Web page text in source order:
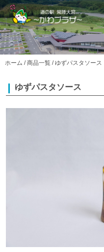
Skip
to
content
ホーム /商品一覧 /ゆずパスタソース
ゆずパスタソース